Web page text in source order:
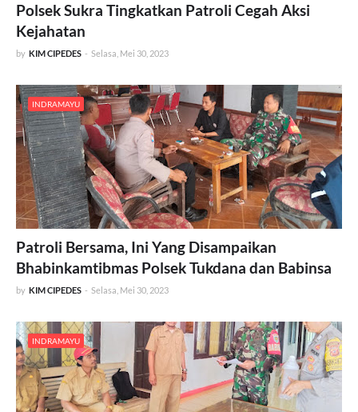
Polsek Sukra Tingkatkan Patroli Cegah Aksi
Kejahatan
by KIM CIPEDES - Selasa, Mei 30, 2023
INDRAMAYU
Patroli Bersama, Ini Yang Disampaikan
Bhabinkamtibmas Polsek Tukdana dan Babinsa
by KIM CIPEDES - Selasa, Mei 30, 2023
INDRAMAYU